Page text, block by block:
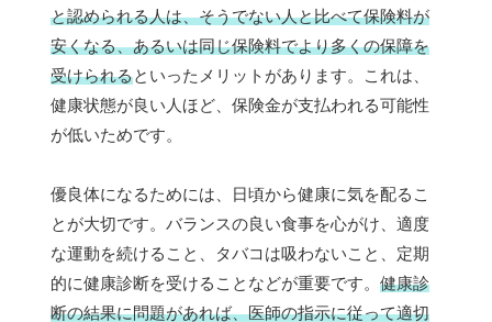
と認められる人は、そうでない人と比べて保険料が
安くなる、あるいは同じ保険料でより多くの保障を
受けられるといったメリットがあります。これは、
健康状態が良い人ほど、保険金が支払われる可能性
が低いためです。
優良体になるためには、日頃から健康に気を配るこ
とが大切です。バランスの良い食事を心がけ、適度
な運動を続けること、タバコは吸わないこと、定期
的に健康診断を受けることなどが重要です。 健康診
断の結果に問題があれば、医師の指示に従って適切